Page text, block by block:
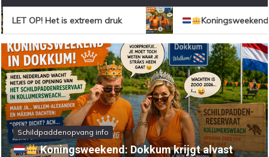
LET OP! Het is extreem druk Koningsweekend:
Schildpaddenopvang info
Tweede Kamer neemt motie aan voor verbod op